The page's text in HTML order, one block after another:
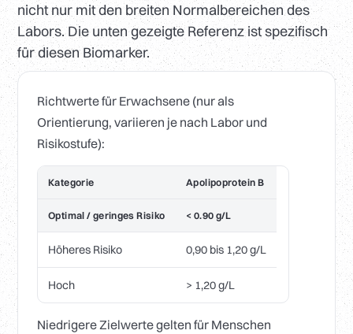
nicht nur mit den breiten Normalbereichen des
Labors. Die unten gezeigte Referenz ist spezifisch
für diesen Biomarker.
Richtwerte für Erwachsene (nur als
Orientierung, variieren je nach Labor und
Risikostufe):
Kategorie Apolipoprotein B
Optimal / geringes Risiko < 0.90 g/L
Höheres Risiko 0,90 bis 1,20 g/L
Hoch > 1,20 g/L
Niedrigere Zielwerte gelten für Menschen